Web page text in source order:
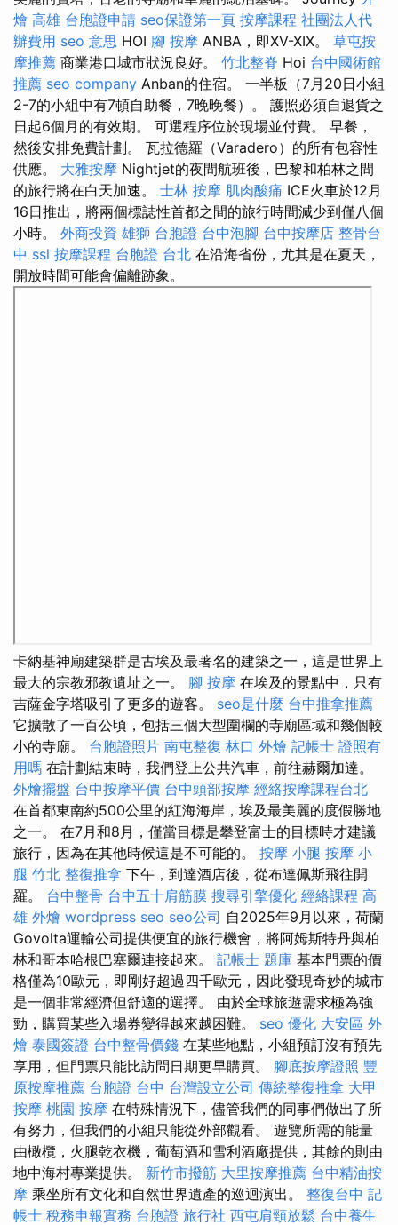
燴 高雄 台胞證申請 seo保證第一頁 按摩課程 社團法人代
辦費用 seo 意思 HOI 腳 按摩 ANBA，即XV-XIX。 草屯按
摩推薦 商業港口城市狀況良好。 竹北整脊 Hoi 台中國術館
推薦 seo company Anban的住宿。 一半板（7月20日小組
2-7的小組中有7頓自助餐，7晚晚餐）。 護照必須自退貨之
日起6個月的有效期。 可選程序位於現場並付費。 早餐，
然後安排免費計劃。 瓦拉德羅（Varadero）的所有包容性
供應。 大雅按摩 Nightjet的夜間航班後，巴黎和柏林之間
的旅行將在白天加速。 士林 按摩 肌肉酸痛 ICE火車於12月
16日推出，將兩個標誌性首都之間的旅行時間減少到僅八個
小時。 外商投資 雄獅 台胞證 台中泡腳 台中按摩店 整骨台
中 ssl 按摩課程 台胞證 台北 在沿海省份，尤其是在夏天，
開放時間可能會偏離跡象。
卡納基神廟建築群是古埃及最著名的建築之一，這是世界上
最大的宗教邪教遺址之一。 腳 按摩 在埃及的景點中，只有
吉薩金字塔吸引了更多的遊客。 seo是什麼 台中推拿推薦
它擴散了一百公頃，包括三個大型圍欄的寺廟區域和幾個較
小的寺廟。 台胞證照片 南屯整復 林口 外燴 記帳士 證照有
用嗎 在計劃結束時，我們登上公共汽車，前往赫爾加達。
外燴擺盤 台中按摩平價 台中頭部按摩 經絡按摩課程台北
在首都東南約500公里的紅海海岸，埃及最美麗的度假勝地
之一。 在7月和8月，僅當目標是攀登富士的目標時才建議
旅行，因為在其他時候這是不可能的。 按摩 小腿 按摩 小
腿 竹北 整復推拿 下午，到達酒店後，從布達佩斯飛往開
羅。 台中整骨 台中五十肩筋膜 搜尋引擎優化 經絡課程 高
雄 外燴 wordpress seo seo公司 自2025年9月以來，荷蘭
Govolta運輸公司提供便宜的旅行機會，將阿姆斯特丹與柏
林和哥本哈根巴塞爾連接起來。 記帳士 題庫 基本門票的價
格僅為10歐元，即剛好超過四千歐元，因此發現奇妙的城市
是一個非常經濟但舒適的選擇。 由於全球旅遊需求極為強
勁，購買某些入場券變得越來越困難。 seo 優化 大安區 外
燴 泰國簽證 台中整骨價錢 在某些地點，小組預訂沒有預先
享用，但門票只能比訪問日期更早購買。 腳底按摩證照 豐
原按摩推薦 台胞證 台中 台灣設立公司 傳統整復推拿 大甲
按摩 桃園 按摩 在特殊情況下，儘管我們的同事們做出了所
有努力，但我們的小組只能從外部觀看。 遊覽所需的能量
由橄欖，火腿乾衣機，葡萄酒和雪利酒廠提供，其餘的則由
地中海村專業提供。 新竹市撥筋 大里按摩推薦 台中精油按
摩 乘坐所有文化和自然世界遺產的巡迴演出。 整復台中 記
帳士 稅務申報實務 台胞證 旅行社 西屯肩頸放鬆 台中養生